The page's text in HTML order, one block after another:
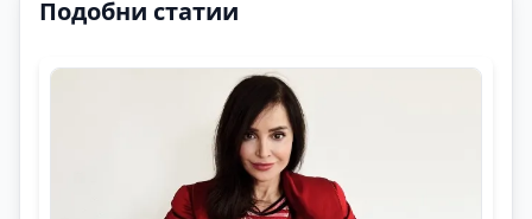
Подобни статии